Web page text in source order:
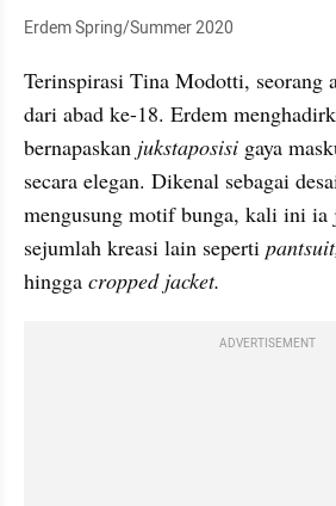
Erdem Spring/Summer 2020
Terinspirasi Tina Modotti, seorang
dari abad ke-18. Erdem
bernapaskan jukstaposisi gaya
secara elegan. Dikenal sebagai
mengusung motif bunga, kali ini ia
sejumlah kreasi lain seperti
hingga cropped jacket.
ADVERTISEMENT